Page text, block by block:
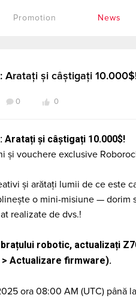
Promotion News
Aratați și câștigați
0 0
și câștigați 10.000$!
și vouchere exclusive
și arătați lumii de ce este
o mini-misiune — dorim
realizate de dvs.!
robotic, actualizați
Actualizare firmware).
ora 08:00 AM (UTC) până